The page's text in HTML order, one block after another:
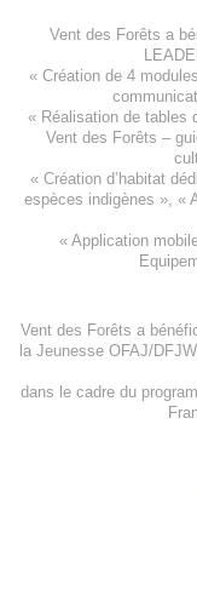
Vent des Forêts a
« Création de 4
« Réalisation de tables
Vent des Forêts –
« Création d’habitat
espèces indigènes », «
« Application
Vent des Forêts a
la Jeunesse OFAJ/DFJW
dans le cadre du